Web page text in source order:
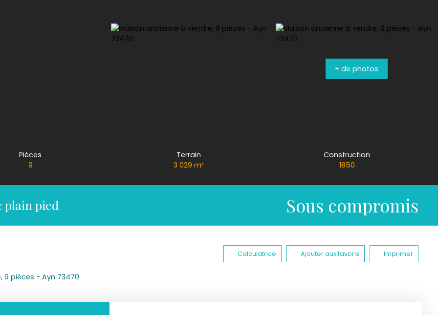
+ de photos
Pièces
9
Terrain
3 029 m²
Construction
1850
plain pied Sous compromis
Calculatrice Ajouter aux favoris Imprimer
9 pièces - Ayn 73470